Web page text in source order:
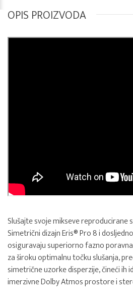
OPIS PROIZVODA
Slušajte svoje mikseve reproducirane
Simetrični dizajn Eris® Pro 8 i
osiguravaju superiorno fazno
za široku optimalnu točku slušanja,
simetrične uzorke disperzije, čineći ih
imerzivne Dolby Atmos prostore i